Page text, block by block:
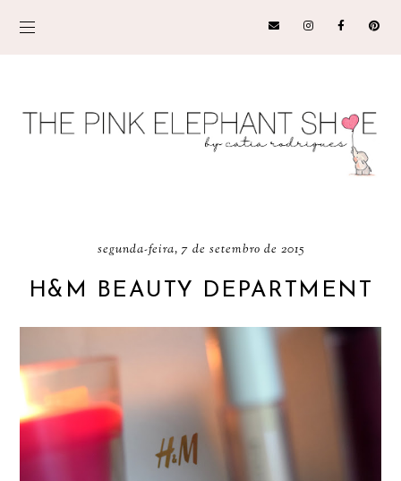
segunda-feira, 7 de setembro de 2015
H&M BEAUTY DEPARTMENT